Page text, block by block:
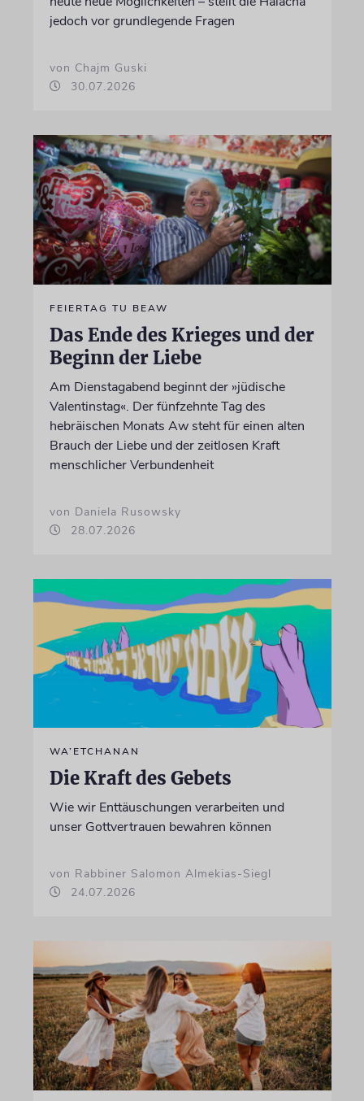
jedoch vor grundlegende Fragen
von Chajm Guski
30.07.2026
FEIERTAG TU BEAW
Das Ende des Krieges und der
Beginn der Liebe
Am Dienstagabend beginnt der »jüdische
Valentinstag«. Der fünfzehnte Tag des
hebräischen Monats Aw steht für einen alten
Brauch der Liebe und der zeitlosen Kraft
menschlicher Verbundenheit
von Daniela Rusowsky
28.07.2026
WA’ETCHANAN
Die Kraft des Gebets
Wie wir Enttäuschungen verarbeiten und
unser Gottvertrauen bewahren können
von Rabbiner Salomon Almekias-Siegl
24.07.2026